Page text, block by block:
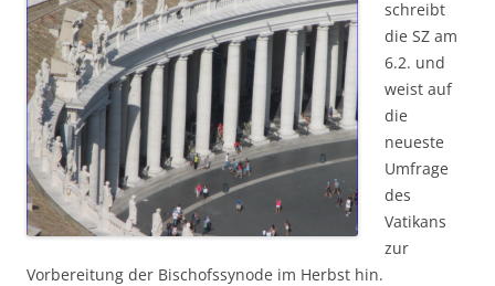
schreibt
die SZ am
6.2. und
weist auf
die
neueste
Umfrage
des
Vatikans
zur
Vorbereitung der Bischofssynode im Herbst hin.